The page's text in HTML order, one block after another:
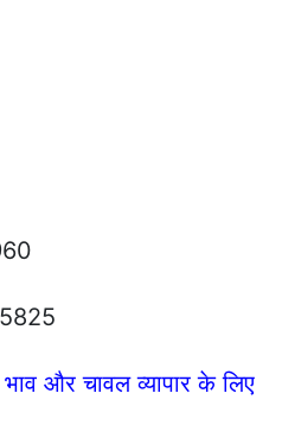
और चावल व्यापार के लिए